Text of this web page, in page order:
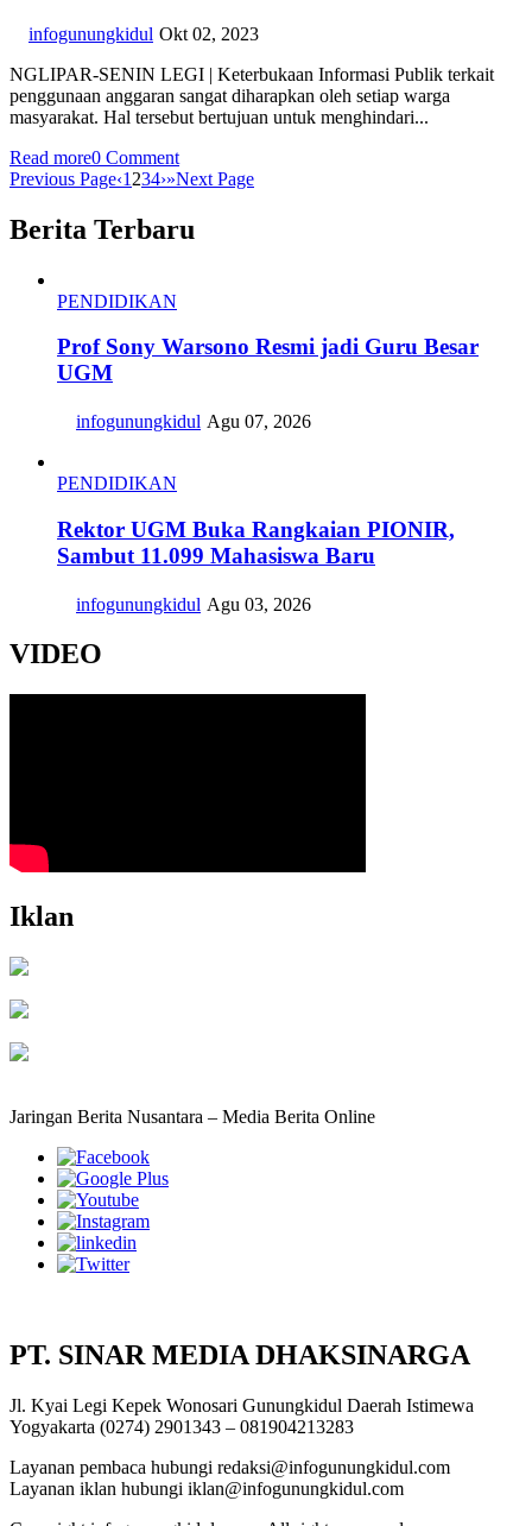
infogunungkidul Okt 02, 2023
NGLIPAR-SENIN LEGI | Keterbukaan Informasi Publik terkait
penggunaan anggaran sangat diharapkan oleh setiap warga
masyarakat. Hal tersebut bertujuan untuk menghindari...
Read more0 Comment
Previous Page‹1 234›»Next Page
Berita Terbaru
PENDIDIKAN
Prof Sony Warsono Resmi jadi Guru Besar
UGM
infogunungkidul Agu 07, 2026
PENDIDIKAN
Rektor UGM Buka Rangkaian PIONIR,
Sambut 11.099 Mahasiswa Baru
infogunungkidul Agu 03, 2026
VIDEO
Iklan
Jaringan Berita Nusantara – Media Berita Online
PT. SINAR MEDIA DHAKSINARGA
Jl. Kyai Legi Kepek Wonosari Gunungkidul Daerah Istimewa
Yogyakarta (0274) 2901343 – 081904213283
Layanan pembaca hubungi redaksi@infogunungkidul.com
Layanan iklan hubungi iklan@infogunungkidul.com